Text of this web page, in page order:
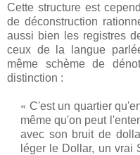
Cette structure est
de déconstruction
aussi bien les registres
ceux de la langue
même schème de
distinction :
« C'est un quartier
même qu'on peut
avec son bruit de
léger le Dollar, un vrai